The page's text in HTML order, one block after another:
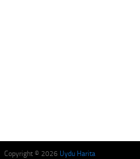
Copyright © 2026 Uydu Harita